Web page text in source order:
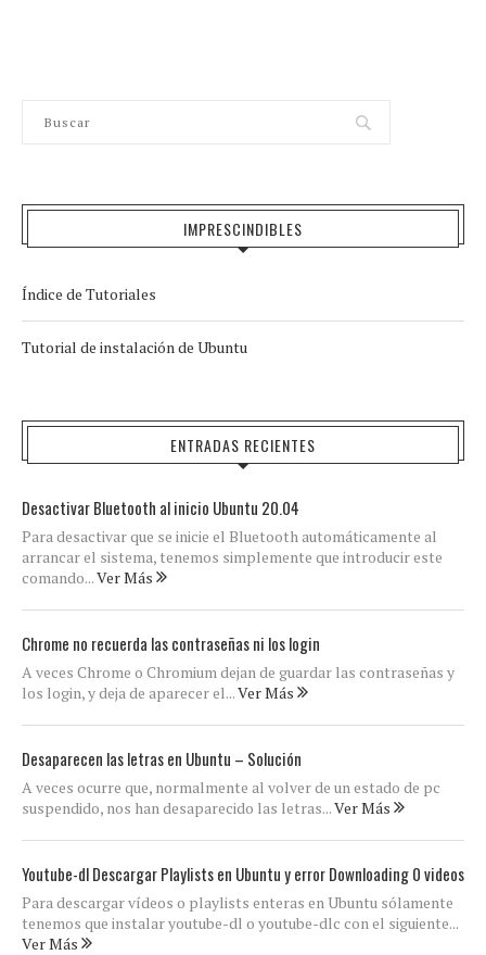
IMPRESCINDIBLES
Índice de Tutoriales
Tutorial de instalación de Ubuntu
ENTRADAS RECIENTES
Desactivar Bluetooth al inicio Ubuntu 20.04
Para desactivar que se inicie el Bluetooth automáticamente al
arrancar el sistema, tenemos simplemente que introducir este
comando...Ver Más
Chrome no recuerda las contraseñas ni los login
A veces Chrome o Chromium dejan de guardar las contraseñas y
los login, y deja de aparecer el...Ver Más
Desaparecen las letras en Ubuntu – Solución
A veces ocurre que, normalmente al volver de un estado de pc
suspendido, nos han desaparecido las letras...Ver Más
Youtube-dl Descargar Playlists en Ubuntu y error Downloading 0 videos
Para descargar vídeos o playlists enteras en Ubuntu sólamente
tenemos que instalar youtube-dl o youtube-dlc con el siguiente...
Ver Más